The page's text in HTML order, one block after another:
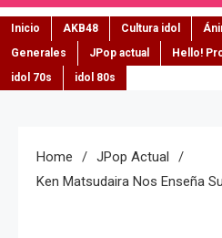
Inicio AKB48 Cultura idol
Generales
JPop actual Hello!
idol 70s
idol 80s
Home
JPop Actual
Ken Matsudaira Nos Enseña